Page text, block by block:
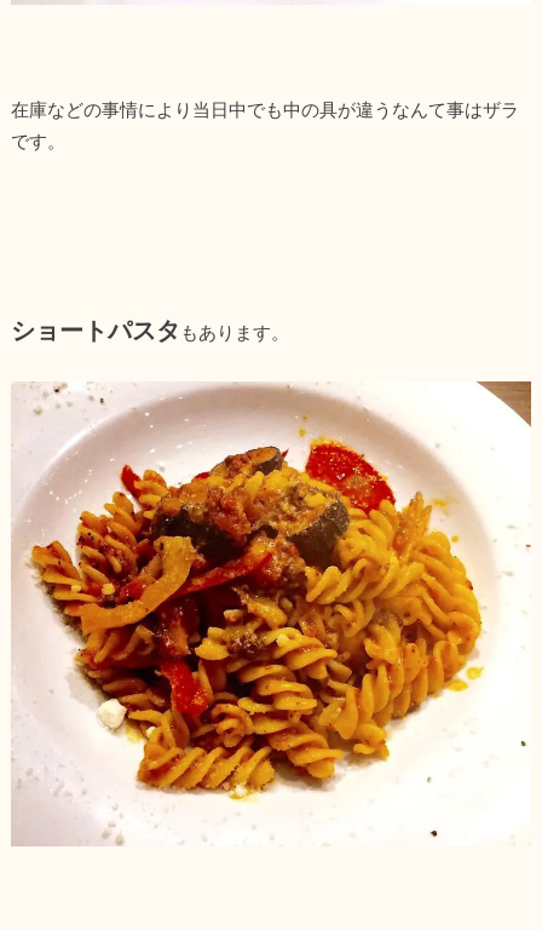
在庫などの事情により当日中でも中の具が違うなんて事はザラ
です。
ショートパスタ もあります。